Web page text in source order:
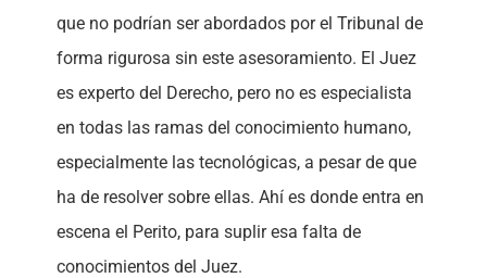
que no podrían ser abordados por el Tribunal de
forma rigurosa sin este asesoramiento. El Juez
es experto del Derecho, pero no es especialista
en todas las ramas del conocimiento humano,
especialmente las tecnológicas, a pesar de que
ha de resolver sobre ellas. Ahí es donde entra en
escena el Perito, para suplir esa falta de
conocimientos del Juez.